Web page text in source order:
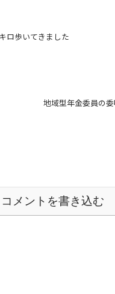
ロ歩いてきました
地域型年金委員の
コメントを書き込む